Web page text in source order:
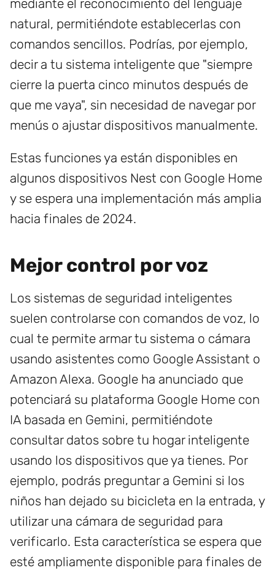
mediante el reconocimiento del lenguaje
natural, permitiéndote establecerlas con
comandos sencillos. Podrías, por ejemplo,
decir a tu sistema inteligente que "siempre
cierre la puerta cinco minutos después de
que me vaya", sin necesidad de navegar por
menús o ajustar dispositivos manualmente.
Estas funciones ya están disponibles en
algunos dispositivos Nest con Google Home
y se espera una implementación más amplia
hacia finales de 2024.
Mejor control por voz
Los sistemas de seguridad inteligentes
suelen controlarse con comandos de voz, lo
cual te permite armar tu sistema o cámara
usando asistentes como Google Assistant o
Amazon Alexa. Google ha anunciado que
potenciará su plataforma Google Home con
IA basada en Gemini, permitiéndote
consultar datos sobre tu hogar inteligente
usando los dispositivos que ya tienes. Por
ejemplo, podrás preguntar a Gemini si los
niños han dejado su bicicleta en la entrada, y
utilizar una cámara de seguridad para
verificarlo. Esta característica se espera que
esté ampliamente disponible para finales de